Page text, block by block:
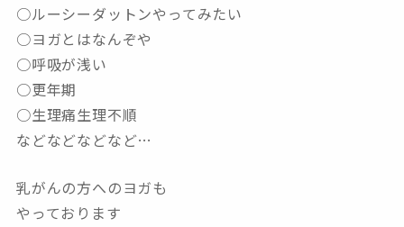
○ルーシーダットンやってみたい
○ヨガとはなんぞや
○呼吸が浅い
○更年期
○生理痛生理不順
などなどなどなど…
乳がんの方へのヨガも
やっております